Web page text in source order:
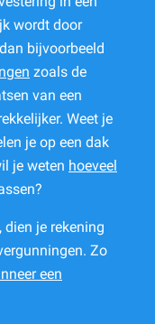
wordt door
bijvoorbeeld
zoals de
van een
Weet je
je op een dak
je weten hoeveel
dien je rekening
Zo
een